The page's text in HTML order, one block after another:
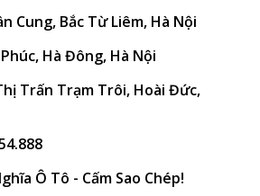
Cung, Bắc Từ Liêm, Hà Nội
Hà Đông, Hà Nội
Trấn Trạm Trôi, Hoài Đức,
Ô Tô - Cấm Sao Chép!